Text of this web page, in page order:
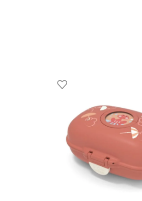
com segurança e estilo.
WITH STORIES®️